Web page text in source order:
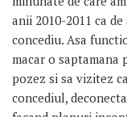
anii 2010-2011 ca
concediu. Asa
macar o saptamana
pozez si sa vizitez
concediul,